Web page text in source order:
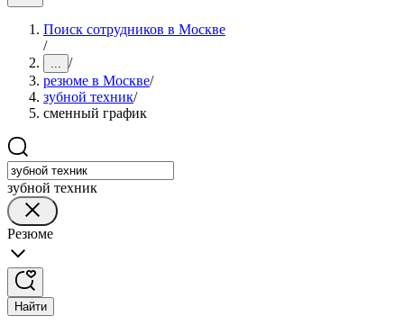
Поиск сотрудников в Москве
/
... /
резюме в Москве/
зубной техник/
сменный график
зубной техник
Резюме
Найти